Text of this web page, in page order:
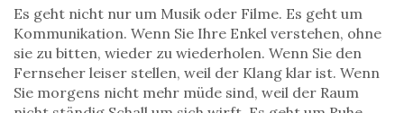
Es geht nicht nur um Musik oder Filme. Es geht um
Kommunikation. Wenn Sie Ihre Enkel verstehen, ohne
sie zu bitten, wieder zu wiederholen. Wenn Sie den
Fernseher leiser stellen, weil der Klang klar ist. Wenn
Sie morgens nicht mehr müde sind, weil der Raum